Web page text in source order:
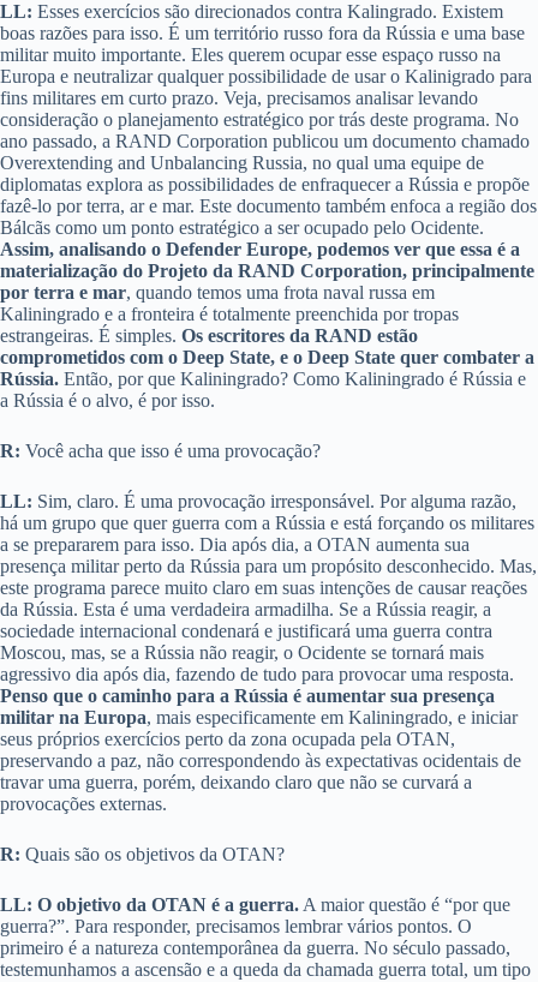
LL: Esses exercícios são direcionados contra Kalingrado. Existem
boas razões para isso. É um território russo fora da Rússia e uma base
militar muito importante. Eles querem ocupar esse espaço russo na
Europa e neutralizar qualquer possibilidade de usar o Kalinigrado para
fins militares em curto prazo. Veja, precisamos analisar levando
consideração o planejamento estratégico por trás deste programa. No
ano passado, a RAND Corporation publicou um documento chamado
Overextending and Unbalancing Russia, no qual uma equipe de
diplomatas explora as possibilidades de enfraquecer a Rússia e propõe
fazê-lo por terra, ar e mar. Este documento também enfoca a região dos
Bálcãs como um ponto estratégico a ser ocupado pelo Ocidente.
Assim, analisando o Defender Europe, podemos ver que essa é a
materialização do Projeto da RAND Corporation, principalmente
por terra e mar, quando temos uma frota naval russa em
Kaliningrado e a fronteira é totalmente preenchida por tropas
estrangeiras. É simples. Os escritores da RAND estão
comprometidos com o Deep State, e o Deep State quer combater a
Rússia. Então, por que Kaliningrado? Como Kaliningrado é Rússia e
a Rússia é o alvo, é por isso.
R: Você acha que isso é uma provocação?
LL: Sim, claro. É uma provocação irresponsável. Por alguma razão,
há um grupo que quer guerra com a Rússia e está forçando os militares
a se prepararem para isso. Dia após dia, a OTAN aumenta sua
presença militar perto da Rússia para um propósito desconhecido. Mas,
este programa parece muito claro em suas intenções de causar reações
da Rússia. Esta é uma verdadeira armadilha. Se a Rússia reagir, a
sociedade internacional condenará e justificará uma guerra contra
Moscou, mas, se a Rússia não reagir, o Ocidente se tornará mais
agressivo dia após dia, fazendo de tudo para provocar uma resposta.
Penso que o caminho para a Rússia é aumentar sua presença
militar na Europa, mais especificamente em Kaliningrado, e iniciar
seus próprios exercícios perto da zona ocupada pela OTAN,
preservando a paz, não correspondendo às expectativas ocidentais de
travar uma guerra, porém, deixando claro que não se curvará a
provocações externas.
R: Quais são os objetivos da OTAN?
LL: O objetivo da OTAN é a guerra. A maior questão é “por que
guerra?”. Para responder, precisamos lembrar vários pontos. O
primeiro é a natureza contemporânea da guerra. No século passado,
testemunhamos a ascensão e a queda da chamada guerra total, um tipo